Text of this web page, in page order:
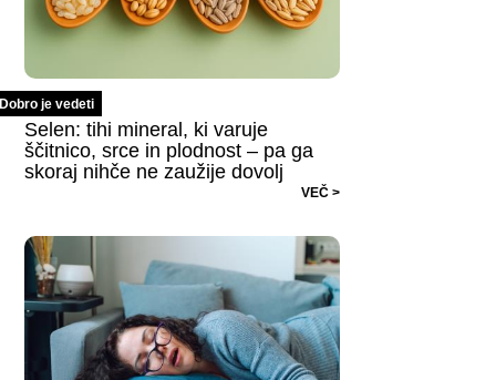
Dobro je vedeti
Selen: tihi mineral, ki varuje
ščitnico, srce in plodnost – pa ga
skoraj nihče ne zaužije dovolj
VEČ >